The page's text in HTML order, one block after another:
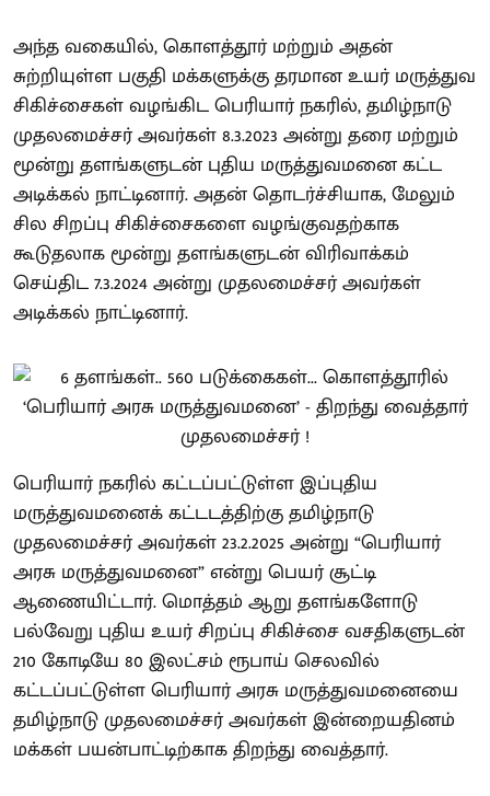
அந்த வகையில், கொளத்தூர் மற்றும் அதன்
சுற்றியுள்ள பகுதி மக்களுக்கு தரமான உயர் மருத்துவ
சிகிச்சைகள் வழங்கிட பெரியார் நகரில், தமிழ்நாடு
முதலமைச்சர் அவர்கள் 8.3.2023 அன்று தரை மற்றும்
மூன்று தளங்களுடன் புதிய மருத்துவமனை கட்ட
அடிக்கல் நாட்டினார். அதன் தொடர்ச்சியாக, மேலும்
சில சிறப்பு சிகிச்சைகளை வழங்குவதற்காக
கூடுதலாக மூன்று தளங்களுடன் விரிவாக்கம்
செய்திட 7.3.2024 அன்று முதலமைச்சர் அவர்கள்
அடிக்கல் நாட்டினார்.
பெரியார் நகரில் கட்டப்பட்டுள்ள இப்புதிய
மருத்துவமனைக் கட்டடத்திற்கு தமிழ்நாடு
முதலமைச்சர் அவர்கள் 23.2.2025 அன்று “பெரியார்
அரசு மருத்துவமனை” என்று பெயர் சூட்டி
ஆணையிட்டார். மொத்தம் ஆறு தளங்களோடு
பல்வேறு புதிய உயர் சிறப்பு சிகிச்சை வசதிகளுடன்
210 கோடியே 80 இலட்சம் ரூபாய் செலவில்
கட்டப்பட்டுள்ள பெரியார் அரசு மருத்துவமனையை
தமிழ்நாடு முதலமைச்சர் அவர்கள் இன்றையதினம்
மக்கள் பயன்பாட்டிற்காக திறந்து வைத்தார்.